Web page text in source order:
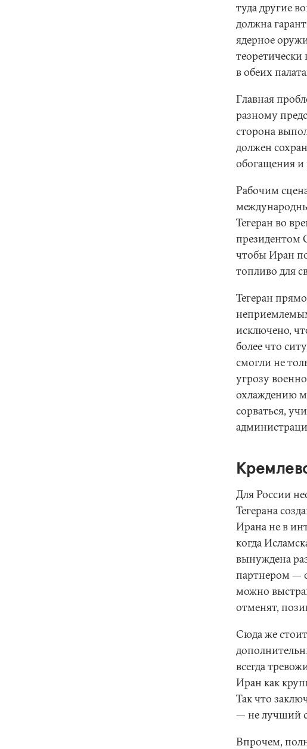
туда другие
должна
ядерное
в обеих
Главная
разному
сторона
должен
обогащения и
Рабочим
Тегеран во
президентом
чтобы Иран
топливо для
Тегеран прямо
исключено,
более что
смогли не
угрозу
охлаждению
сорваться,
Для России
Тегерана
Ирана не в
когда
вынуждена
партнером —
можно
отменят,
Сюда же
всегда
Иран как
Так что
— не лучший
Впрочем,